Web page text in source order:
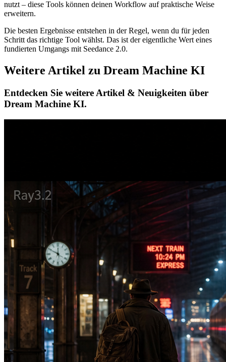
nutzt – diese Tools können deinen Workflow auf praktische Weise
erweitern.
Die besten Ergebnisse entstehen in der Regel, wenn du für jeden
Schritt das richtige Tool wählst. Das ist der eigentliche Wert eines
fundierten Umgangs mit Seedance 2.0.
Weitere Artikel zu Dream Machine KI
Entdecken Sie weitere Artikel & Neuigkeiten über
Dream Machine KI.